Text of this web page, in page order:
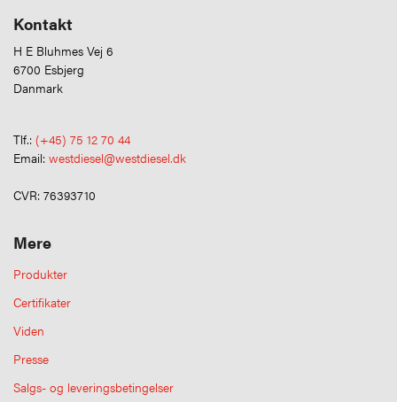
Kontakt
H E Bluhmes Vej 6
6700 Esbjerg
Danmark
Tlf.: (+45) 75 12 70 44
Email: westdiesel@westdiesel.dk
CVR: 76393710
Mere
Produkter
Certifikater
Viden
Presse
Salgs- og leveringsbetingelser